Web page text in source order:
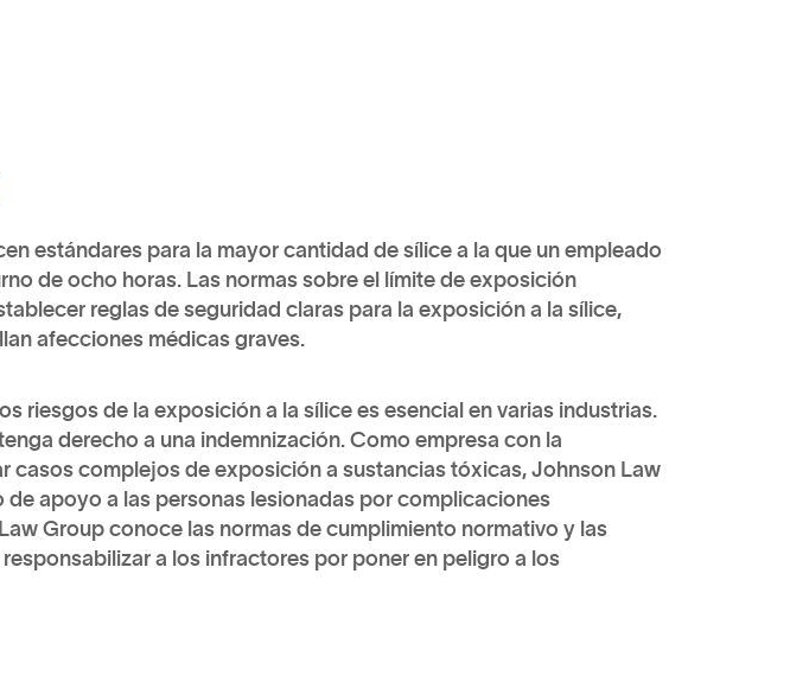
estándares para la mayor cantidad de sílice a la que un empleado
de ocho horas. Las normas sobre el límite de exposición
reglas de seguridad claras para la exposición a la sílice,
afecciones médicas graves.
riesgos de la exposición a la sílice es esencial en varias industrias.
derecho a una indemnización. Como empresa con la
casos complejos de exposición a sustancias tóxicas, Johnson Law
apoyo a las personas lesionadas por complicaciones
Group conoce las normas de cumplimiento normativo y las
a los infractores por poner en peligro a los